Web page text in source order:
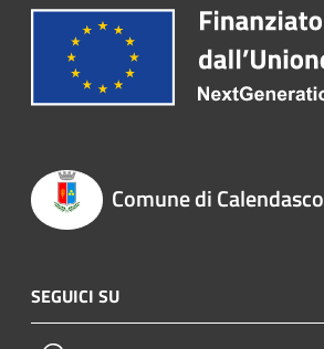
Comune di Calendasco
SEGUICI SU